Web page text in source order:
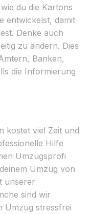
du die Kartons
entwickelst, damit
Denke auch
zu ändern. Dies
Banken,
die Informierung
kostet viel Zeit und
Hilfe
Umzugsprofi
Umzug von
unserer
sind wir
Umzug stressfrei